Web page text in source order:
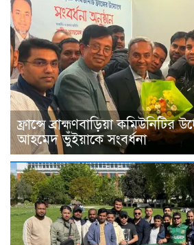
ফ্রান্সে ব্রাহ্মণবাড়িয়া কমিউনিটির
আহমেদ ভুঁইয়াকে সংবর্ধনা